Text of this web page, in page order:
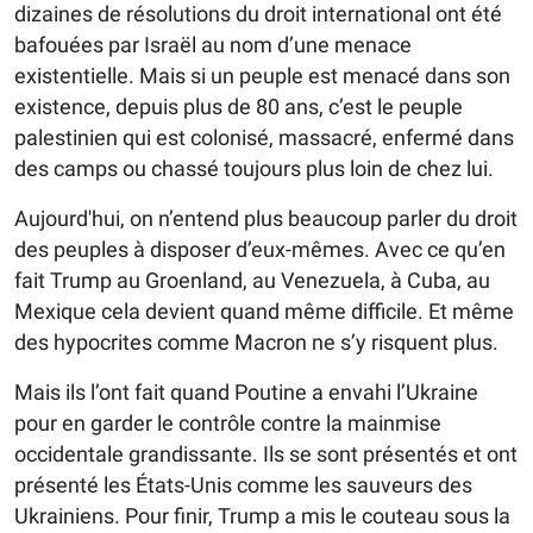
dizaines de résolutions du droit international ont été
bafouées par Israël au nom d’une menace
existentielle. Mais si un peuple est menacé dans son
existence, depuis plus de 80 ans, c’est le peuple
palestinien qui est colonisé, massacré, enfermé dans
des camps ou chassé toujours plus loin de chez lui.
Aujourd'hui, on n’entend plus beaucoup parler du droit
des peuples à disposer d’eux-mêmes. Avec ce qu’en
fait Trump au Groenland, au Venezuela, à Cuba, au
Mexique cela devient quand même difficile. Et même
des hypocrites comme Macron ne s’y risquent plus.
Mais ils l’ont fait quand Poutine a envahi l’Ukraine
pour en garder le contrôle contre la mainmise
occidentale grandissante. Ils se sont présentés et ont
présenté les États-Unis comme les sauveurs des
Ukrainiens. Pour finir, Trump a mis le couteau sous la